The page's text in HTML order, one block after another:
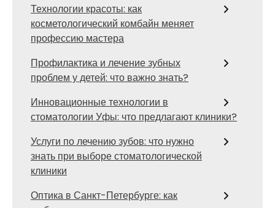
Технологии красоты: как
косметологический комбайн меняет
профессию мастера
Профилактика и лечение зубных
проблем у детей: что важно знать?
Инновационные технологии в
стоматологии Уфы: что предлагают клиники?
Услуги по лечению зубов: что нужно
знать при выборе стоматологической
клиники
Оптика в Санкт-Петербурге: как